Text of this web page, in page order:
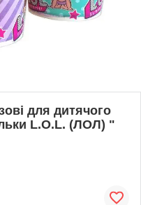
для дитячого
L.O.L. (ЛОЛ) "